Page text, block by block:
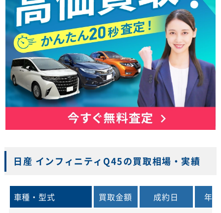
日産 インフィニティQ45の買取相場・実績
車種・型式 買取金額 成約日
年式